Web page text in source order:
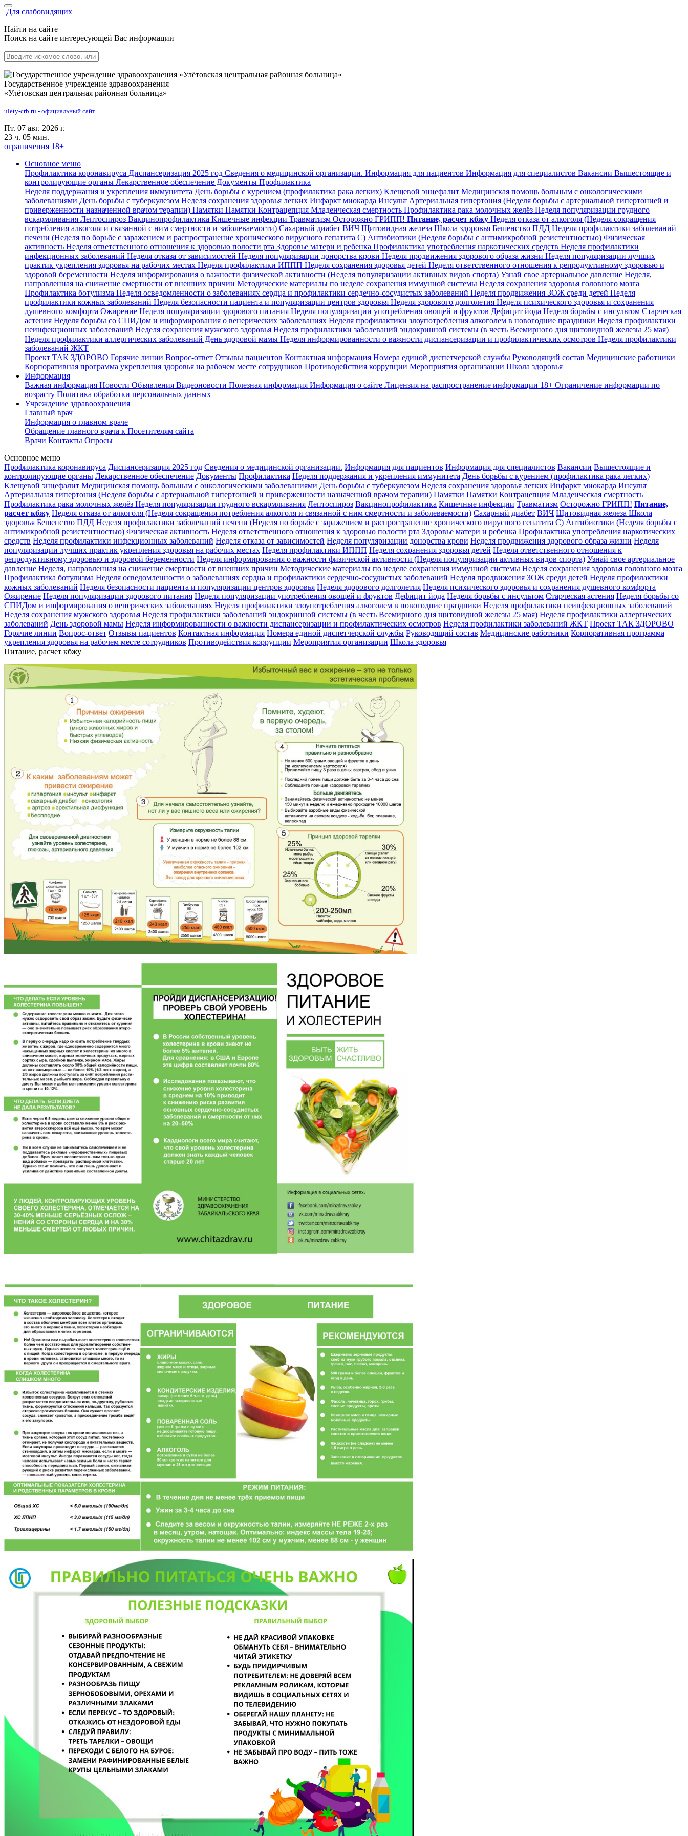
Для слабовидящих
Найти на сайте
Поиск на сайте интересующей Вас информации
Государственное учреждение здравоохранения
«Улётовская центральная районная больница»
ulety-crb.ru - официальный сайт
Пт. 07 авг. 2026 г.
23 ч. 05 мин.
ограничения 18+
Основное меню
Профилактика коронавируса Диспансеризация 2025 год Сведения о медицинской организации. Информация для пациентов Информация для специалистов Вакансии Вышестоящие и
контролирующие органы Лекарственное обеспечение Документы Профилактика
Неделя поддержания и укрепления иммунитета День борьбы с курением (профилактика рака легких) Клещевой энцефалит Медицинская помощь больным с онкологическими
заболеваниями День борьбы с туберкулезом Неделя сохранения здоровья легких Инфаркт миокарда Инсульт Артериальная гипертония (Неделя борьбы с артериальной гипертонией и
приверженности назначенной врачом терапии) Памятки Памятки Контрацепция Младенческая смертность Профилактика рака молочных желёз Неделя популяризации грудного
вскармливания Лептоспироз Вакцинопрофилактика Кишечные инфекции Травматизм Осторожно ГРИПП! Питание, расчет кбжу Неделя отказа от алкоголя (Неделя сокращения
потребления алкоголя и связанной с ним смертности и заболеваемости) Сахарный диабет ВИЧ Щитовидная железа Школа здоровья Бешенство ПДД Неделя профилактики заболеваний
печени (Неделя по борьбе с заражением и распространение хронического вирусного гепатита С) Антибиотики (Неделя борьбы с антимикробной резистентностью) Физическая
активность Неделя ответственного отношения к здоровью полости рта Здоровье матери и ребенка Профилактика употребления наркотических средств Неделя профилактики
инфекционных заболеваний Неделя отказа от зависимостей Неделя популяризации донорства крови Неделя продвижения здорового образа жизни Неделя популяризации лучших
практик укрепления здоровья на рабочих местах Неделя профилактики ИППП Неделя сохранения здоровья детей Неделя ответственного отношения к репродуктивному здоровью и
здоровой беременности Неделя информирования о важности физической активности (Неделя популяризации активных видов спорта) Узнай свое артериальное давление Неделя,
направленная на снижение смертности от внешних причин Методические материалы по неделе сохранения иммунной системы Неделя сохранения здоровья головного мозга
Профилактика ботулизма Неделя осведомленности о заболеваниях сердца и профилактики сердечно-сосудистых заболеваний Неделя продвижения ЗОЖ среди детей Неделя
профилактики кожных заболеваний Неделя безопасности пациента и популяризации центров здоровья Неделя здорового долголетия Неделя психического здоровья и сохранения
душевного комфорта Ожирение Неделя популяризации здорового питания Неделя популяризации употребления овощей и фруктов Дефицит йода Неделя борьбы с инсультом Старческая
астения Неделя борьбы со СПИДом и информирования о венерических заболеваниях Неделя профилактики злоупотребления алкоголем в новогодние праздники Неделя профилактики
неинфекционных заболеваний Неделя сохранения мужского здоровья Неделя профилактики заболеваний эндокринной системы (в честь Всемирного дня щитовидной железы 25 мая)
Неделя профилактики аллергических заболеваний День здоровой мамы Неделя информированности о важности диспансеризации и профилактических осмотров Неделя профилактики
заболеваний ЖКТ
Проект ТАК ЗДОРОВО Горячие линии Вопрос-ответ Отзывы пациентов Контактная информация Номера единой диспетчерской службы Руководящий состав Медицинские работники
Корпоративная программа укрепления здоровья на рабочем месте сотрудников Противодействия коррупции Мероприятия организации Школа здоровья
Информация
Важная информация Новости Объявления Видеоновости Полезная информация Информация о сайте Лицензия на распространение информации 18+ Ограничение информации по
возрасту Политика обработки персональных данных
Учреждение здравоохранения
Главный врач
Информация о главном враче
Обращение главного врача к Посетителям сайта
Врачи Контакты Опросы
Основное меню
Профилактика коронавируса Диспансеризация 2025 год Сведения о медицинской организации. Информация для пациентов Информация для специалистов Вакансии Вышестоящие и
контролирующие органы Лекарственное обеспечение Документы Профилактика Неделя поддержания и укрепления иммунитета День борьбы с курением (профилактика рака легких)
Клещевой энцефалит Медицинская помощь больным с онкологическими заболеваниями День борьбы с туберкулезом Неделя сохранения здоровья легких Инфаркт миокарда Инсульт
Артериальная гипертония (Неделя борьбы с артериальной гипертонией и приверженности назначенной врачом терапии) Памятки Памятки Контрацепция Младенческая смертность
Профилактика рака молочных желёз Неделя популяризации грудного вскармливания Лептоспироз Вакцинопрофилактика Кишечные инфекции Травматизм Осторожно ГРИПП! Питание,
расчет кбжу Неделя отказа от алкоголя (Неделя сокращения потребления алкоголя и связанной с ним смертности и заболеваемости) Сахарный диабет ВИЧ Щитовидная железа Школа
здоровья Бешенство ПДД Неделя профилактики заболеваний печени (Неделя по борьбе с заражением и распространение хронического вирусного гепатита С) Антибиотики (Неделя борьбы с
антимикробной резистентностью) Физическая активность Неделя ответственного отношения к здоровью полости рта Здоровье матери и ребенка Профилактика употребления наркотических
средств Неделя профилактики инфекционных заболеваний Неделя отказа от зависимостей Неделя популяризации донорства крови Неделя продвижения здорового образа жизни Неделя
популяризации лучших практик укрепления здоровья на рабочих местах Неделя профилактики ИППП Неделя сохранения здоровья детей Неделя ответственного отношения к
репродуктивному здоровью и здоровой беременности Неделя информирования о важности физической активности (Неделя популяризации активных видов спорта) Узнай свое артериальное
давление Неделя, направленная на снижение смертности от внешних причин Методические материалы по неделе сохранения иммунной системы Неделя сохранения здоровья головного мозга
Профилактика ботулизма Неделя осведомленности о заболеваниях сердца и профилактики сердечно-сосудистых заболеваний Неделя продвижения ЗОЖ среди детей Неделя профилактики
кожных заболеваний Неделя безопасности пациента и популяризации центров здоровья Неделя здорового долголетия Неделя психического здоровья и сохранения душевного комфорта
Ожирение Неделя популяризации здорового питания Неделя популяризации употребления овощей и фруктов Дефицит йода Неделя борьбы с инсультом Старческая астения Неделя борьбы со
СПИДом и информирования о венерических заболеваниях Неделя профилактики злоупотребления алкоголем в новогодние праздники Неделя профилактики неинфекционных заболеваний
Неделя сохранения мужского здоровья Неделя профилактики заболеваний эндокринной системы (в честь Всемирного дня щитовидной железы 25 мая) Неделя профилактики аллергических
заболеваний День здоровой мамы Неделя информированности о важности диспансеризации и профилактических осмотров Неделя профилактики заболеваний ЖКТ Проект ТАК ЗДОРОВО
Горячие линии Вопрос-ответ Отзывы пациентов Контактная информация Номера единой диспетчерской службы Руководящий состав Медицинские работники Корпоративная программа
укрепления здоровья на рабочем месте сотрудников Противодействия коррупции Мероприятия организации Школа здоровья
Питание, расчет кбжу